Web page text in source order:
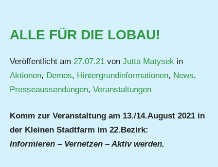
ALLE FÜR DIE LOBAU!
Veröffentlicht am 27.07.21 von Jutta Matysek in
Aktionen, Demos, Hintergrundinformationen, News,
Presseaussendungen, Veranstaltungen
Komm zur Veranstaltung am 13./14.August 2021 in
der Kleinen Stadtfarm im 22.Bezirk:
Informieren – Vernetzen – Aktiv werden.